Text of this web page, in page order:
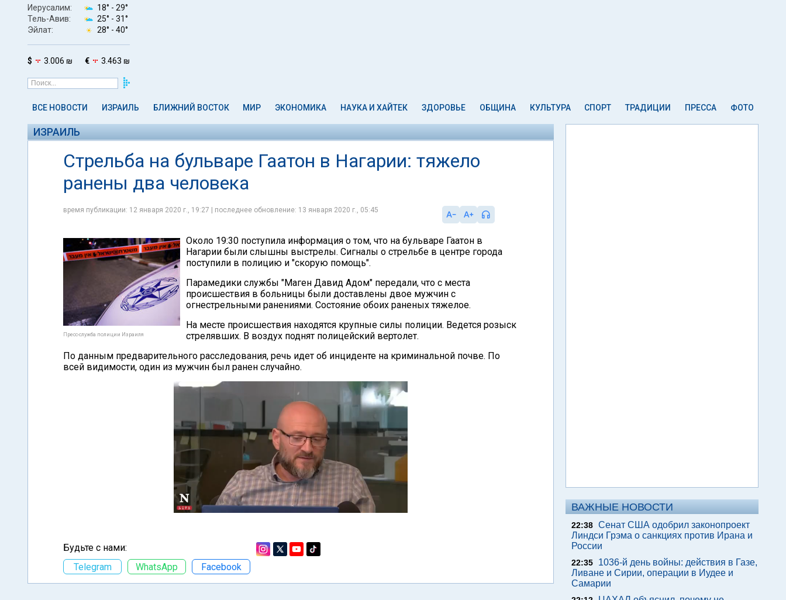
Иерусалим: 18° - 29°
Тель-Авив:
25° - 31°
Эйлат:
28° - 40°
$ 3.006 ₪ € 3.463 ₪
ВСЕ НОВОСТИ ИЗРАИЛЬ БЛИЖНИЙ ВОСТОК МИР ЭКОНОМИКА НАУКА И ХАЙТЕК ЗДОРОВЬЕ ОБЩИНА КУЛЬТУРА СПОРТ ТРАДИЦИИ ПРЕССА ФОТО
ИЗРАИЛЬ
Стрельба на бульваре Гаатон в Нагарии: тяжело
ранены два человека
время публикации: 12 января 2020 г., 19:27 | последнее обновление: 13 января 2020 г., 05:45
Пресс-служба полиции Израиля
Около 19:30 поступила информация о том, что на бульваре Гаатон в
Нагарии были слышны выстрелы. Сигналы о стрельбе в центре города
поступили в полицию и "скорую помощь".
Парамедики службы "Маген Давид Адом" передали, что с места
происшествия в больницы были доставлены двое мужчин с
огнестрельными ранениями. Состояние обоих раненых тяжелое.
На месте происшествия находятся крупные силы полиции. Ведется розыск
стрелявших. В воздух поднят полицейский вертолет.
По данным предварительного расследования, речь идет об инциденте на криминальной почве. По
всей видимости, один из мужчин был ранен случайно.
Будьте с нами:
Telegram
WhatsApp Facebook
ВАЖНЫЕ НОВОСТИ
22:38 Сенат США одобрил законопроект
Линдси Грэма о санкциях против Ирана и
России
22:35
1036-й день войны: действия в Газе,
Ливане и Сирии, операции в Иудее и
Самарии